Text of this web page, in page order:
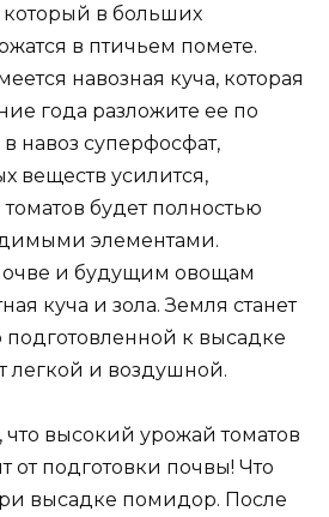
который в больших
в птичьем помете.
навозная куча, которая
года разложите ее по
навоз суперфосфат,
веществ усилится,
будет полностью
элементами.
и будущим овощам
куча и зола. Земля станет
подготовленной к высадке
легкой и воздушной.
что высокий урожай томатов
от подготовки почвы! Что
высадке помидор. После